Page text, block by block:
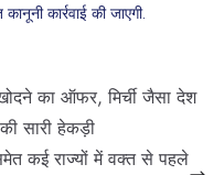
कार्रवाई की जाएगी.
का ऑफर, मिर्ची जैसा देश
सारी हेकड़ी
कई राज्यों में वक्त से पहले